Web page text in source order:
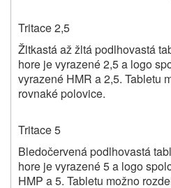
Tritace 2,5
Žltkastá až žltá podlhovastá
hore je vyrazené 2,5 a logo
vyrazené HMR a 2,5. Tabletu
rovnaké polovice.
Tritace 5
Bledočervená podlhovastá
hore je vyrazené 5 a logo
HMP a 5. Tabletu možno